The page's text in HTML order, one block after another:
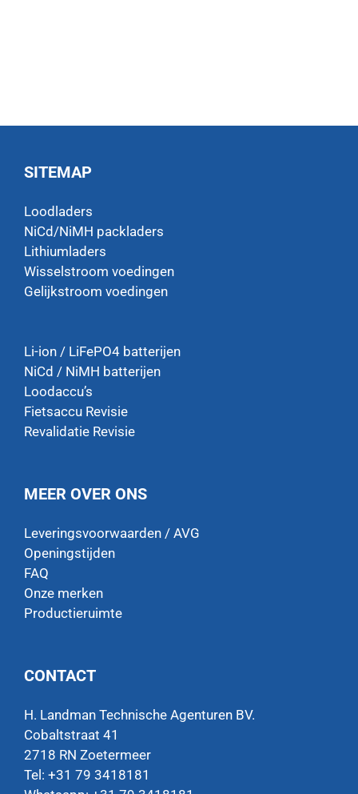
SITEMAP
Loodladers
NiCd/NiMH packladers
Lithiumladers
Wisselstroom voedingen
Gelijkstroom voedingen
Li-ion / LiFePO4 batterijen
NiCd / NiMH batterijen
Loodaccu’s
Fietsaccu Revisie
Revalidatie Revisie
MEER OVER ONS
Leveringsvoorwaarden / AVG
Openingstijden
FAQ
Onze merken
Productieruimte
CONTACT
H. Landman Technische Agenturen BV.
Cobaltstraat 41
2718 RN Zoetermeer
Tel: +31 79 3418181